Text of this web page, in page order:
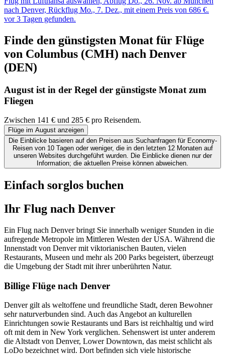
nach Denver, Rückflug Mo., 7. Dez., mit einem Preis von 686 €.
vor 3 Tagen gefunden.
Finde den günstigsten Monat für Flüge
von Columbus (CMH) nach Denver
(DEN)
August ist in der Regel der günstigste Monat zum
Fliegen
Zwischen 141 € und 285 € pro Reisendem.
Flüge im August anzeigen
Die Einblicke basieren auf den Preisen aus Suchanfragen für Economy-
Reisen von 10 Tagen oder weniger, die in den letzten 12 Monaten auf
unseren Websites durchgeführt wurden. Die Einblicke dienen nur der
Information; die aktuellen Preise können abweichen.
Einfach sorglos buchen
Ihr Flug nach Denver
Ein Flug nach Denver bringt Sie innerhalb weniger Stunden in die
aufregende Metropole im Mittleren Westen der USA. Während die
Innenstadt von Denver mit viktorianischen Bauten, vielen
Restaurants, Museen und mehr als 200 Parks begeistert, überzeugt
die Umgebung der Stadt mit ihrer unberührten Natur.
Billige Flüge nach Denver
Denver gilt als weltoffene und freundliche Stadt, deren Bewohner
sehr naturverbunden sind. Auch das Angebot an kulturellen
Einrichtungen sowie Restaurants und Bars ist reichhaltig und wird
oft mit dem in New York verglichen. Sehenswert ist unter anderem
die Altstadt von Denver, Lower Downtown, das meist schlicht als
LoDo bezeichnet wird. Dort befinden sich viele historische